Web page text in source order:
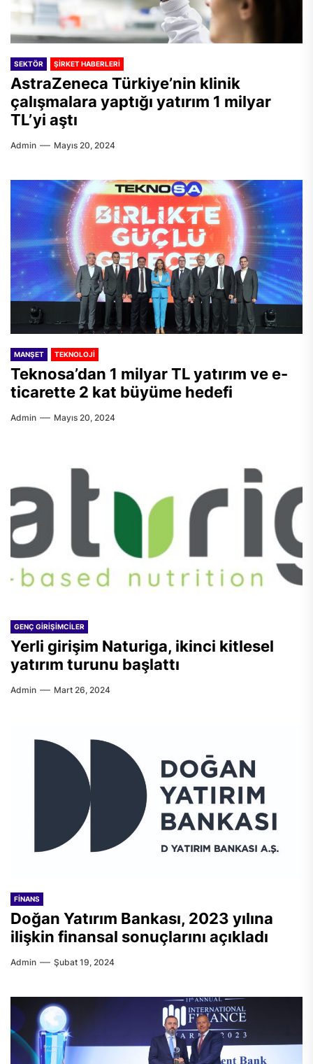
SEKTÖR ŞIRKET HABERLERI
AstraZeneca Türkiye’nin klinik
çalışmalara yaptığı yatırım 1 milyar
TL’yi aştı
Admin Mayıs 20, 2024
MANŞET TEKNOLOJI
Teknosa’dan 1 milyar TL yatırım ve e-
ticarette 2 kat büyüme hedefi
Admin Mayıs 20, 2024
GENÇ GIRIŞIMCILER
Yerli girişim Naturiga, ikinci kitlesel
yatırım turunu başlattı
Admin Mart 26, 2024
FINANS
Doğan Yatırım Bankası, 2023 yılına
ilişkin finansal sonuçlarını açıkladı
Admin Şubat 19, 2024